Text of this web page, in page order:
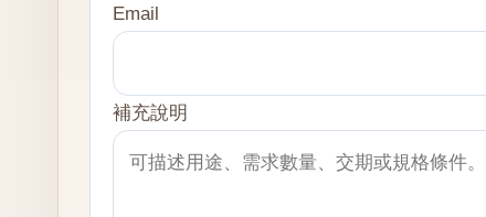
Email
補充說明